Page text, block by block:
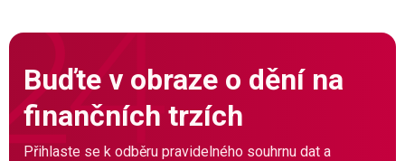
Buďte v obraze o dění na
finančních trzích
Přihlaste se k odběru pravidelného souhrnu dat a